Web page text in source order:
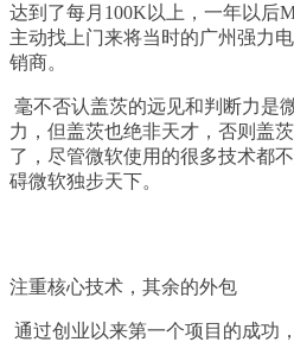
达到了每月 100K 以上，一年以后
主动找上门来将当时的广州强力
销商。
毫不否认盖茨的远见和判断力是
力，但盖茨也绝非天才，否则盖
了，尽管微软使用的很多技术都
碍微软独步天下。
注重核心技术，其余的外包
通过创业以来第一个项目的成功